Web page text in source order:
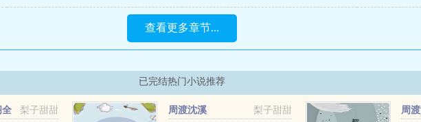
查看更多章节...
已完结热门小说推荐
梨子甜甜
全
梨子甜甜
周渡沈溪
周